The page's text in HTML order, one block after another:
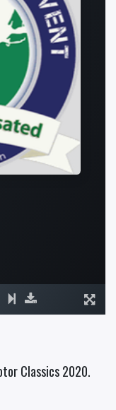
Classics 2020.